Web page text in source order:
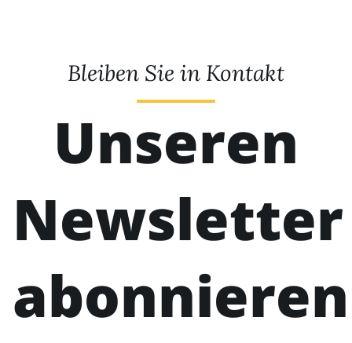
Bleiben Sie in Kontakt
Unseren
Newsletter
abonnieren